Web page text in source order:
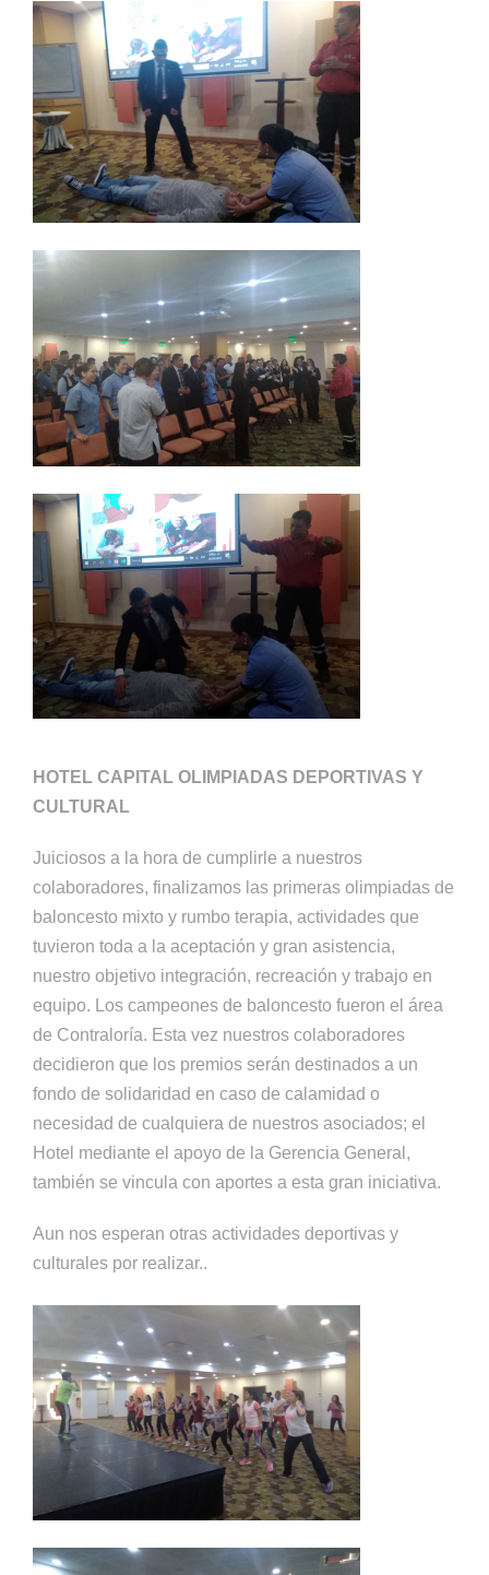
HOTEL CAPITAL OLIMPIADAS DEPORTIVAS Y
CULTURAL
Juiciosos a la hora de cumplirle a nuestros
colaboradores, finalizamos las primeras olimpiadas de
baloncesto mixto y rumbo terapia, actividades que
tuvieron toda a la aceptación y gran asistencia,
nuestro objetivo integración, recreación y trabajo en
equipo. Los campeones de baloncesto fueron el área
de Contraloría. Esta vez nuestros colaboradores
decidieron que los premios serán destinados a un
fondo de solidaridad en caso de calamidad o
necesidad de cualquiera de nuestros asociados; el
Hotel mediante el apoyo de la Gerencia General,
también se vincula con aportes a esta gran iniciativa.
Aun nos esperan otras actividades deportivas y
culturales por realizar..